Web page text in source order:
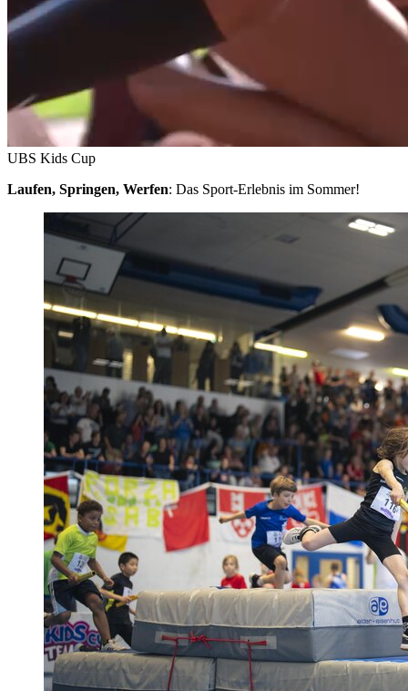
UBS Kids Cup
Laufen, Springen, Werfen: Das Sport-Erlebnis im Sommer!